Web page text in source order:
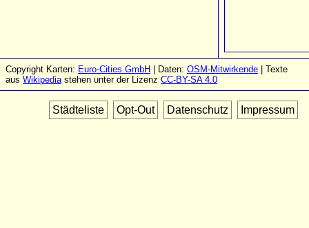
Copyright Karten: Euro-Cities GmbH | Daten: OSM-Mitwirkende | Texte
aus Wikipediastehen unter der Lizenz CC-BY-SA 4.0
Städteliste Opt-Out Datenschutz Impressum